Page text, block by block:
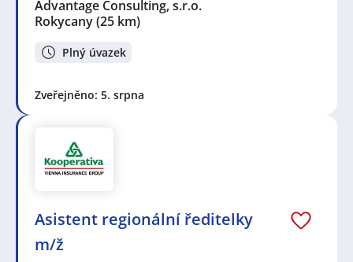
Advantage Consulting, s.r.o.
Rokycany(25 km)
Plný úvazek
Zveřejněno: 5. srpna
Asistent regionální ředitelky
m/ž